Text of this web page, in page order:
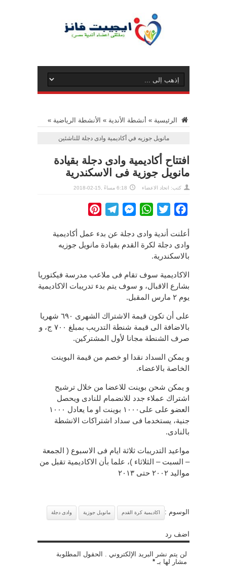
الرئيسية » أنشطة الأندية » الأنشطة الرياضية »
مانويل جوزيه في أكاديمية وادى دجلة للناشئين
افتتاح أكاديمية وادى دجلة بقيادة
مانويل جوزية فى الاسكندرية
كتب: اتحاد الاعضاء 6:18 مساءً ,15-02-2018
Facebook
Twitter
WhatsApp
Messenger
Telegram
أعلنت أندية وادى دجلة عن بدء عمل أكاديمية
وادى دجلة لكرة القدم بقيادة مانويل جوزيه
بالاسكندرية.
الاكاديمية سوف تقام فى ملاعب مدرسة فيكتوريا
بشارع الاقبال، و سوف يتم بدء تدريبات الاكاديمية
يوم ٢ مارس المقبل.
على أن تكون قيمة الاشتراك الشهرى ٦٩٠ شهريا
بالاضافة الى قيمة شنطة التدريب بمبلغ ٧٠٠ ج، و
صرف الشنطة مجانا لأول المشتركين.
و يمكن السداد نقدا او خصم من قيمة البوينت
الخاصة بالاعضاء.
و يمكن شحن بوينت للاعضا من خلال ترشيح
اشتراك عملاء جدد للانضمام للنادى ويحصل
العضو على على١٠٠٠ بوينت او ما يعادل ١٠٠٠
جنية، يستخدما فى سداد اشتراكات الانشطة
بالنادى.
مواعيد التدريبات ثلاثة ايام فى الاسبوع ( الجمعة
– السبت – الثلاثاء )، علما بأن الاكاديمية تقبل من
مواليد ٢٠٠٢ حتى ٢٠١٣
الوسوم : اكاديمية كرة القدم مانويل جوزية وادى دجلة
اضف رد
لن يتم نشر البريد الإلكتروني . الحقول المطلوبة
مشار لها بـ *